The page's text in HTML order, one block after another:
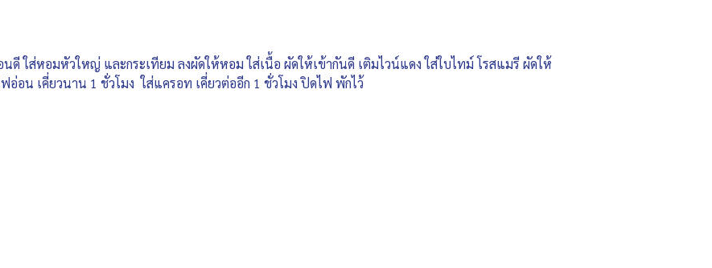
ดี ใส่หอมหัวใหญ่ และกระเทียม ลงผัดให้หอม ใส่เนื้อ ผัดให้เข้ากันดี เติมไวน์แดง ใส่ใบไทม์ โรสแมรี ผัดให้
อน เคี่ยวนาน 1 ชั่วโมง ใส่แครอท เคี่ยวต่ออีก 1 ชั่วโมง ปิดไฟ พักไว้